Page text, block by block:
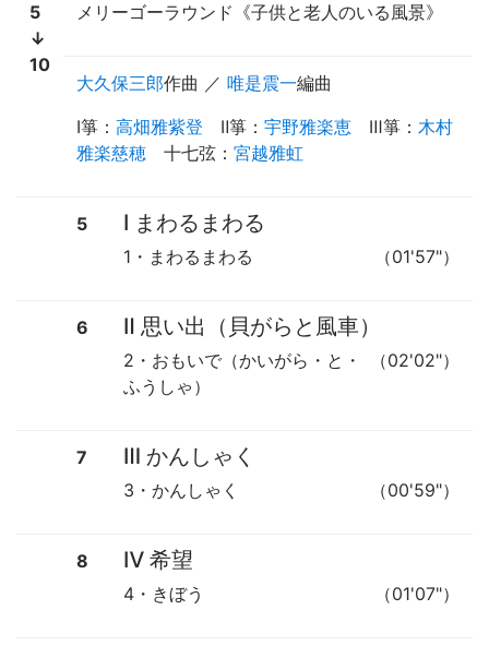
5
↓
10
メリーゴーラウンド《子供と老人のいる風景》
大久保三郎作曲 ／ 唯是震一編曲
Ⅰ箏 ： 高畑雅紫登 Ⅱ箏 ： 宇野雅楽恵 Ⅲ箏 ： 木村
雅楽慈穂
十七弦 ： 宮越雅虹
5 Ⅰ まわるまわる
（01'57"）
1・まわるまわる
6 Ⅱ 思い出（貝がらと風車）
（02'02"）
2・おもいで（かいがら・と・
ふうしゃ）
7 Ⅲ かんしゃく
（00'59"）
3・かんしゃく
8 Ⅳ 希望
（01'07"）
4・きぼう